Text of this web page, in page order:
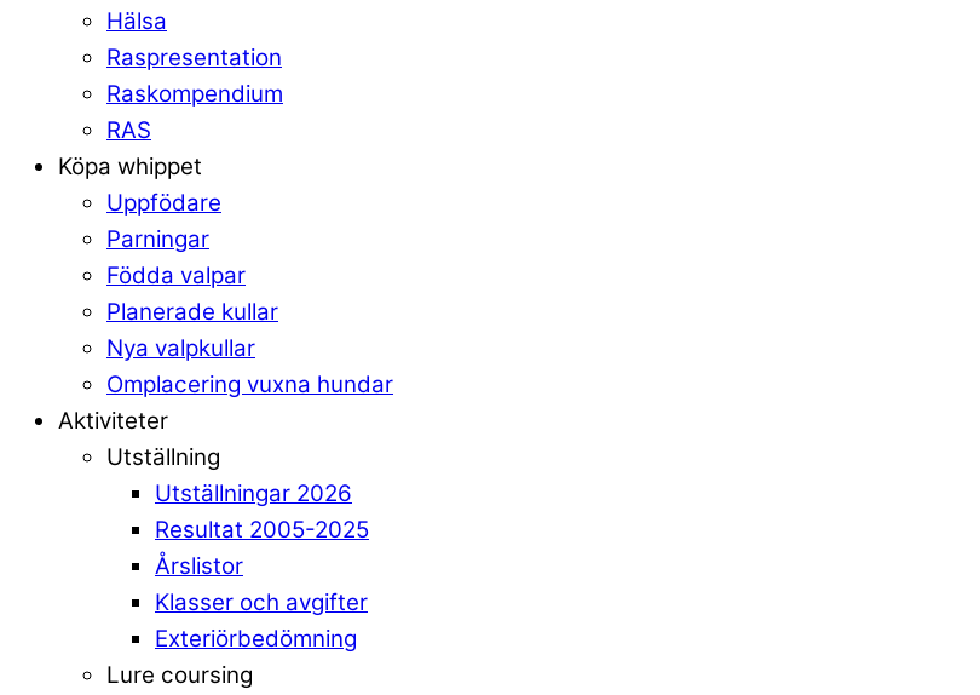
Hälsa
Raspresentation
Raskompendium
RAS
Köpa whippet
Uppfödare
Parningar
Födda valpar
Planerade kullar
Nya valpkullar
Omplacering vuxna hundar
Aktiviteter
Utställning
Utställningar 2026
Resultat 2005-2025
Årslistor
Klasser och avgifter
Exteriörbedömning
Lure coursing